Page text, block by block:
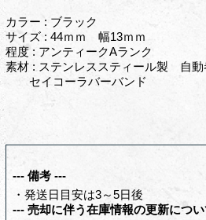
カラー : ブラック
サイズ : 44ｍｍ 幅13ｍｍ
程度 : アンティークAランク
素材 : ステンレススティール製 自動
セイコーラバーバンド
--- 備考 ---
・発送日目安は3～5日後
--- 売却に伴う在庫情報の更新につ